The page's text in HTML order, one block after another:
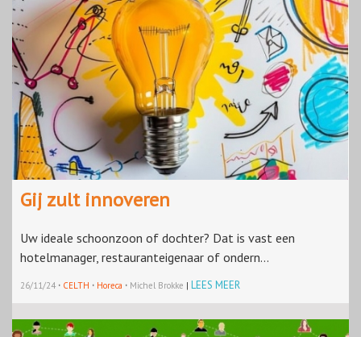
Gij zult innoveren
Uw ideale schoonzoon of dochter? Dat is vast een
hotelmanager, restauranteigenaar of ondern...
26/11/24 · CELTH · Horeca · Michel Brokke | LEES MEER